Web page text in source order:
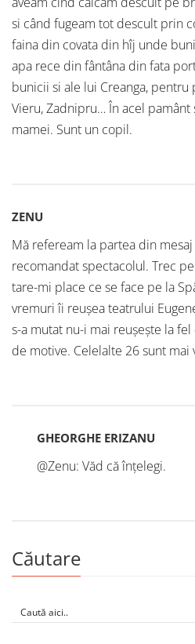
si când fugeam tot descult prin
faina din covata din hîj unde
apa rece din fântâna din fata
bunicii si ale lui Creanga, pentru
Vieru, Zadnipru… În acel pamânt
mamei. Sunt un copil.
ZENU
Mă refeream la partea din
recomandat spectacolul. Trec
tare-mi place ce se face pe la
vremuri îi reuşea teatrului
s-a mutat nu-i mai reuşeşte la
de motive. Celelalte 26 sunt mai
GHEORGHE ERIZANU
@Zenu: Văd că înțelegi.
Căutare